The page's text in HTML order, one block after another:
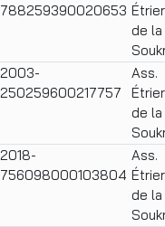
788259390020653 Étrier
de la
2003-
250259600217757
Ass.
Étrier
de la
2018-
756098000103804
Ass.
Étrier
de la